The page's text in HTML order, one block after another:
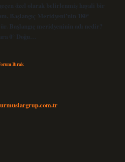
özel olarak belirlenmiş hayali bir
Başlangıç ​​Meridyeni’nin 180°
Başlangıç meridyeninin adı nedir?
0° Doğu…
Bırak